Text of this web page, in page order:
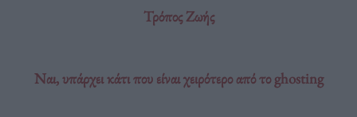
Τρόπος Ζωής
Ναι, υπάρχει κάτι που είναι χειρότερο από το ghosting